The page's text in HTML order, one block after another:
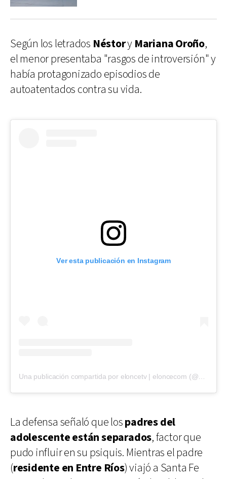
Según los letrados Néstory Mariana Oroño,
el menor presentaba "rasgos de introversión" y
había protagonizado episodios de
autoatentados contra su vida.
Ver esta publicación en Instagram
La defensa señaló que lospadres del
adolescente están separados, factor que
pudo influir en su psiquis. Mientras el padre
(residente en Entre Ríos) viajó a Santa Fe